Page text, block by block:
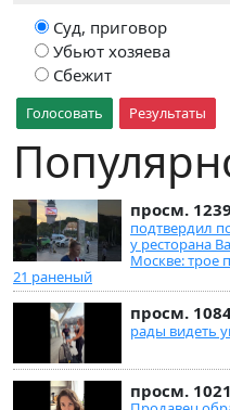
Суд, приговор
Убьют хозяева
Сбежит
Голосовать Результаты
просм.
подтвердил
у ресторана
Москве: трое
21 раненый
просм.
рады видеть
просм.